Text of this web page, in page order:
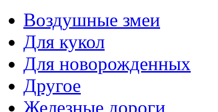
Воздушные змеи
Для кукол
Для новорожденных
Другое
Железные дороги